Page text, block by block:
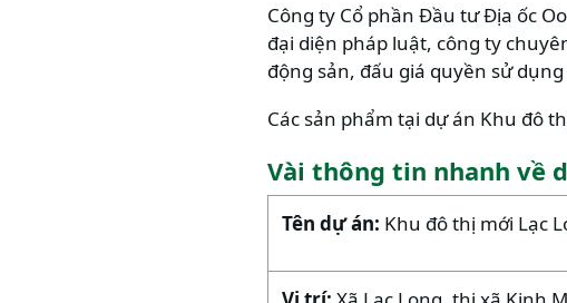
Công ty Cổ phần Đầu tư Địa ốc
đại diện pháp luật, công ty
động sản, đấu giá quyền sử
Các sản phẩm tại dự án Khu đô
Vài thông tin nhanh về
Tên dự án: Khu đô thị mới Lạc